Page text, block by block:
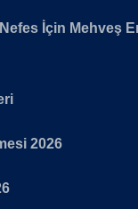
İçin Mehveş
2026